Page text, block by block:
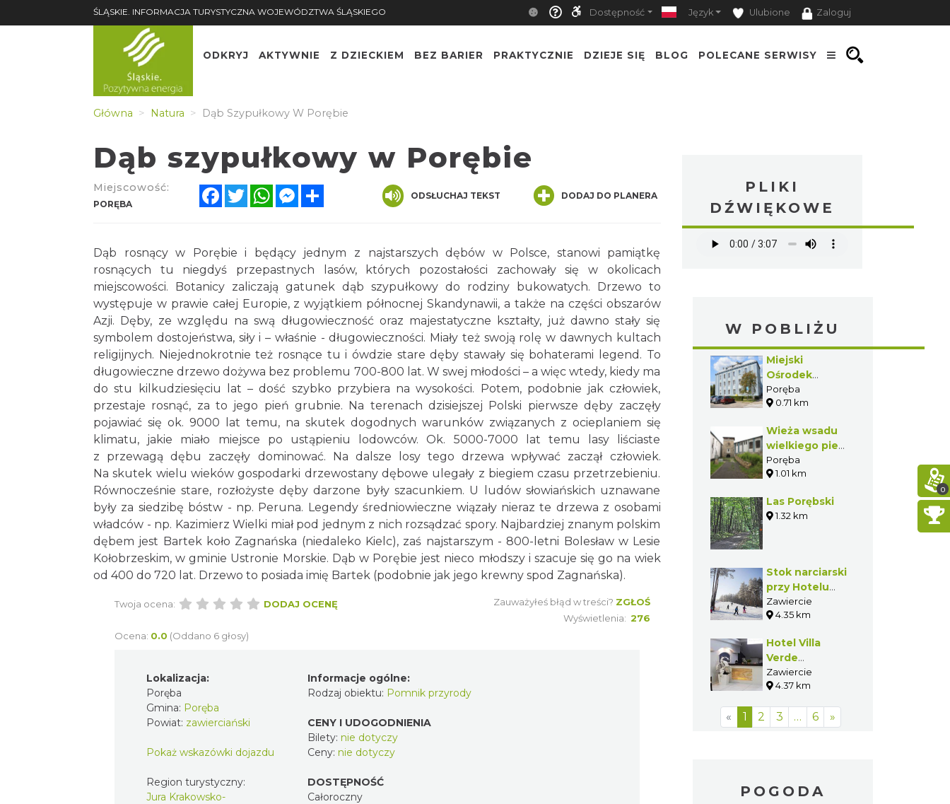
ŚLĄSKIE. INFORMACJA TURYSTYCZNA WOJEWÓDZTWA ŚLĄSKIEGO Dostępność Język Ulubione Zaloguj
ODKRYJ AKTYWNIE Z DZIECKIEM BEZ BARIER PRAKTYCZNIE DZIEJE SIĘ BLOG POLECANE SERWISY
Główna Natura Dąb Szypułkowy W Porębie
Dąb szypułkowy w Porębie
Miejscowość:
PORĘBA
FacebookTwitterWhatsAppMessenger ODSŁUCHAJ TEKST DODAJ DO PLANERA
Dąb rosnący w Porębie i będący jednym z najstarszych dębów w Polsce, stanowi pamiątkę
rosnących tu niegdyś przepastnych lasów, których pozostałości zachowały się w okolicach
miejscowości. Botanicy zaliczają gatunek dąb szypułkowy do rodziny bukowatych. Drzewo to
występuje w prawie całej Europie, z wyjątkiem północnej Skandynawii, a także na części obszarów
Azji. Dęby, ze względu na swą długowieczność oraz majestatyczne kształty, już dawno stały się
symbolem dostojeństwa, siły i – właśnie - długowieczności. Miały też swoją rolę w dawnych kultach
religijnych. Niejednokrotnie też rosnące tu i ówdzie stare dęby stawały się bohaterami legend. To
długowieczne drzewo dożywa bez problemu 700-800 lat. W swej młodości – a więc wtedy, kiedy ma
do stu kilkudziesięciu lat – dość szybko przybiera na wysokości. Potem, podobnie jak człowiek,
przestaje rosnąć, za to jego pień grubnie. Na terenach dzisiejszej Polski pierwsze dęby zaczęły
pojawiać się ok. 9000 lat temu, na skutek dogodnych warunków związanych z ocieplaniem się
klimatu, jakie miało miejsce po ustąpieniu lodowców. Ok. 5000-7000 lat temu lasy liściaste
z przewagą dębu zaczęły dominować. Na dalsze losy tego drzewa wpływać zaczął człowiek.
Na skutek wielu wieków gospodarki drzewostany dębowe ulegały z biegiem czasu przetrzebieniu.
Równocześnie stare, rozłożyste dęby darzone były szacunkiem. U ludów słowiańskich uznawane
były za siedzibę bóstw - np. Peruna. Legendy średniowieczne wiązały nieraz te drzewa z osobami
władców - np. Kazimierz Wielki miał pod jednym z nich rozsądzać spory. Najbardziej znanym polskim
dębem jest Bartek koło Zagnańska (niedaleko Kielc), zaś najstarszym - 800-letni Bolesław w Lesie
Kołobrzeskim, w gminie Ustronie Morskie. Dąb w Porębie jest nieco młodszy i szacuje się go na wiek
od 400 do 720 lat. Drzewo to posiada imię Bartek (podobnie jak jego krewny spod Zagnańska).
Twoja ocena: DODAJ OCENĘ
Ocena: 0.0 (Oddano 6 głosy)
Zauważyłeś błąd w treści? ZGŁOŚ
Wyświetlenia: 276
Lokalizacja:
Poręba
Gmina: Poręba
Powiat: zawierciański
Pokaż wskazówki dojazdu
Region turystyczny:
Jura Krakowsko-
Informacje ogólne:
Rodzaj obiektu: Pomnik przyrody
CENY I UDOGODNIENIA
Bilety: nie dotyczy
Ceny: nie dotyczy
DOSTĘPNOŚĆ
Całoroczny
PLIKI
DŹWIĘKOWE
W POBLIŻU
Miejski
Ośrodek
Kultury w
Porębie
Poręba
0.71 km
Wieża wsadu
wielkiego pieca
w Porębie
Poręba
1.01 km
Las Porębski
1.32 km
Stok narciarski
przy Hotelu
Villa Verde
Zawiercie
4.35 km
Hotel Villa
Verde
Congress &
SPA****
Zawiercie
4.37 km
« 1 2 3 … 6 »
POGODA
0